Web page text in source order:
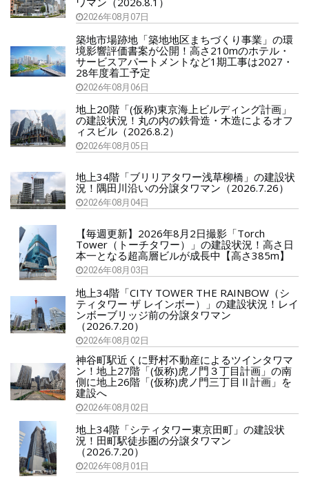
2026年08月07日
築地市場跡地「築地地区まちづくり事業」の環
境影響評価書案が公開！高さ210mのホテル・
サービスアパートメントなど1期工事は2027・
28年度着工予定
2026年08月06日
地上20階「(仮称)東京海上ビルディング計画」
の建設状況！丸の内の鉄骨造・木造によるオフ
ィスビル（2026.8.2）
2026年08月05日
地上34階「ブリリアタワー浅草柳橋」の建設状
況！隅田川沿いの分譲タワマン（2026.7.26）
2026年08月04日
【毎週更新】2026年8月2日撮影「Torch
Tower（トーチタワー）」の建設状況！高さ日
本一となる超高層ビルが成長中【高さ385m】
2026年08月03日
地上34階「CITY TOWER THE RAINBOW（シ
ティタワー ザ レインボー）」の建設状況！レイ
ンボーブリッジ前の分譲タワマン
（2026.7.20）
2026年08月02日
神谷町駅近くに野村不動産によるツインタワマ
ン！地上27階「(仮称)虎ノ門３丁目計画」の南
側に地上26階「(仮称)虎ノ門三丁目Ⅱ計画」を
建設へ
2026年08月02日
地上34階「シティタワー東京田町」の建設状
況！田町駅徒歩圏の分譲タワマン
（2026.7.20）
2026年08月01日